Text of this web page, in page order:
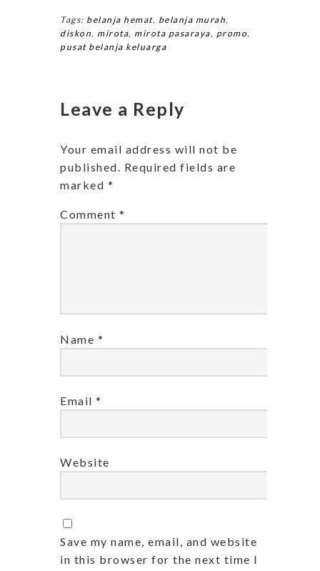
Tags: belanja hemat, belanja murah,
diskon, mirota, mirota pasaraya, promo,
pusat belanja keluarga
Leave a Reply
Your email address will not be
published.
Required fields are
marked *
Comment *
Name *
Email *
Website
Save my name, email, and website
in this browser for the next time I